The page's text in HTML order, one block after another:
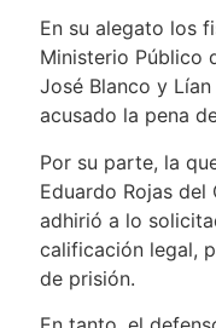
En su alegato los
Ministerio Público
José Blanco y
acusado la pena
Por su parte, la
Eduardo Rojas
adhirió a lo
calificación legal,
de prisión.